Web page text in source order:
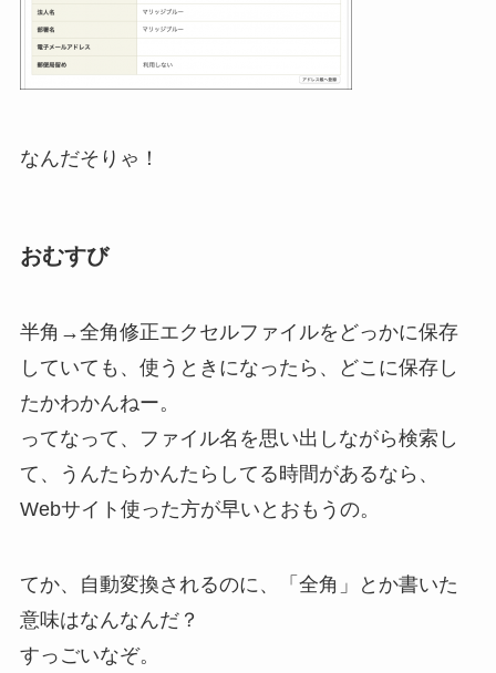
なんだそりゃ！
おむすび
半角→全角修正エクセルファイルをどっかに保存
していても、使うときになったら、どこに保存し
たかわかんねー。
ってなって、ファイル名を思い出しながら検索し
て、うんたらかんたらしてる時間があるなら、
Webサイト使った方が早いとおもうの。
てか、自動変換されるのに、「全角」とか書いた
意味はなんなんだ？
すっごいなぞ。